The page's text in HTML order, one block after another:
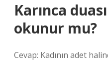
Karınca
okunur mu?
Cevap: Kadının adet